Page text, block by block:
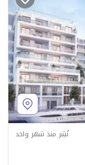
نُشِر منذ شهر واحد